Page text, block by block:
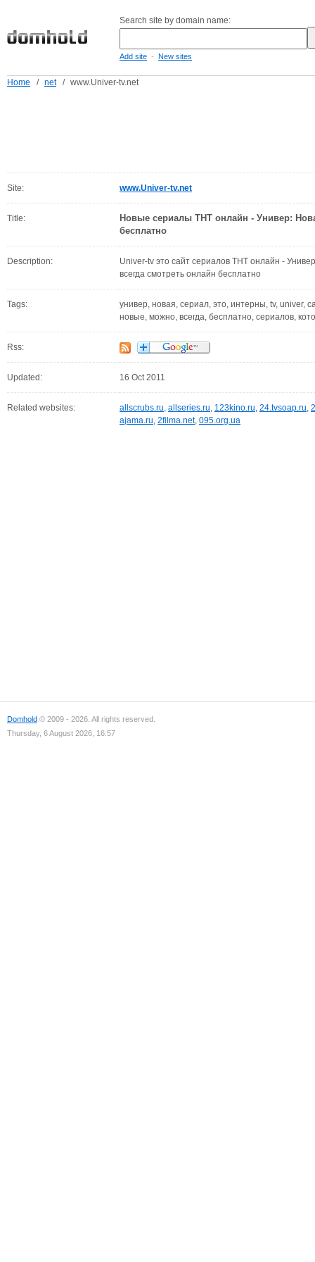
Search site by domain name:
Add site - New sites
Home / net / www.Univer-tv.net
Site: www.Univer-tv.net
Title:
Новые сериалы ТНТ онлайн - Универ:
бесплатно
Description:
Univer-tv это сайт сериалов ТНТ онлайн -
всегда смотреть онлайн бесплатно
Tags:
универ, новая, сериал, это, интерны, tv, univer,
новые, можно, всегда, бесплатно, сериалов,
Rss:
Updated: 16 Oct 2011
Related websites: allscrubs.ru, allseries.ru, 123kino.ru, 24.tvsoap.ru,
ajama.ru, 2filma.net, 095.org.ua
Domhold © 2009 - 2026. All rights reserved.
Thursday, 6 August 2026, 16:57